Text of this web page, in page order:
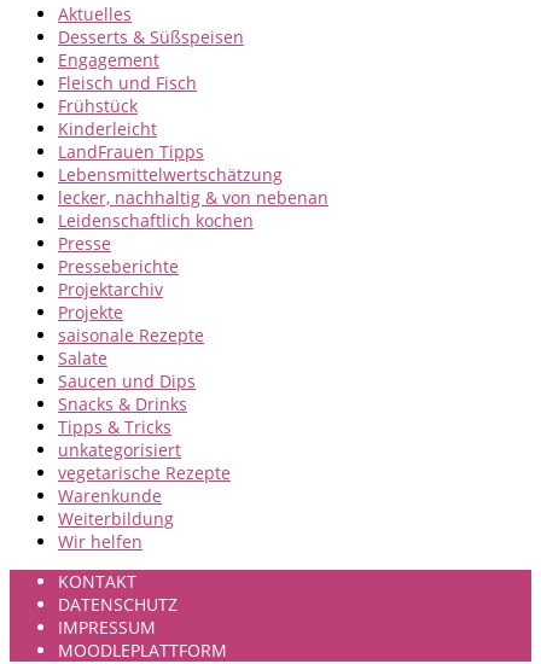
Aktuelles
Desserts & Süßspeisen
Engagement
Fleisch und Fisch
Frühstück
Kinderleicht
LandFrauen Tipps
Lebensmittelwertschätzung
lecker, nachhaltig & von nebenan
Leidenschaftlich kochen
Presse
Presseberichte
Projektarchiv
Projekte
saisonale Rezepte
Salate
Saucen und Dips
Snacks & Drinks
Tipps & Tricks
unkategorisiert
vegetarische Rezepte
Warenkunde
Weiterbildung
Wir helfen
KONTAKT
DATENSCHUTZ
IMPRESSUM
MOODLEPLATTFORM